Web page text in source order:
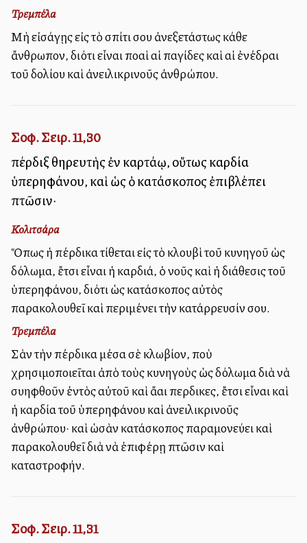
Τρεμπέλα
Μὴ εἰσάγῃς εἰς τὸ σπίτι σου ἀνεξετάστως κάθε
ἄνθρωπον, διότι εἶναι πολλαὶ αἱ παγίδες καὶ αἱ ἐνέδραι
τοῦ δολίου καὶ ἀνειλικρινοῦς ἀνθρώπου.
Σοφ. Σειρ. 11,30
πέρδιξ θηρευτὴς ἐν καρτάλλῳ, οὕτως καρδία
ὑπερηφάνου, καὶ ὡς ὁ κατάσκοπος ἐπιβλέπει
πτῶσιν·
Κολιτσάρα
Ὅπως ἡ πέρδικα τίθεται εἰς τὸ κλουβὶ τοῦ κυνηγοῦ ὡς
δόλωμα, ἔτσι εἶναι ἡ καρδιά, ὁ νοῦς καὶ ἡ διάθεσις τοῦ
ὑπερηφάνου, διότι ὡς κατάσκοπος αὐτὸς
παρακολουθεῖ καὶ περιμένει τὴν κατάρρευσίν σου.
Τρεμπέλα
Σὰν τὴν πέρδικα μέσα σὲ κλωβίον, ποὺ
χρησιμοποιεῖται ἀπὸ τοὺς κυνηγοὺς ὡς δόλωμα διὰ νὰ
συλληφθοῦν ἐντὸς αὐτοῦ καὶ ἄλλαι περδικες, ἔτσι εἶναι καὶ
ἡ καρδία τοῦ ὑπερηφάνου καὶ ἀνειλικρινοῦς
ἀνθρώπου· καὶ ὡσὰν κατάσκοπος παραμονεύει καὶ
παρακολουθεῖ διὰ νὰ ἐπιφέρῃ πτῶσιν καὶ
καταστροφήν.
Σοφ. Σειρ. 11,31